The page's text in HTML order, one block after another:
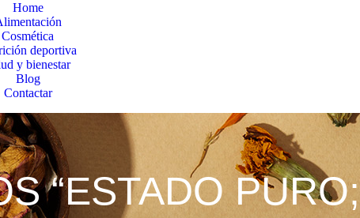
Home
Cosmética
deportiva
y bienestar
Blog
Contactar
“ESTADO